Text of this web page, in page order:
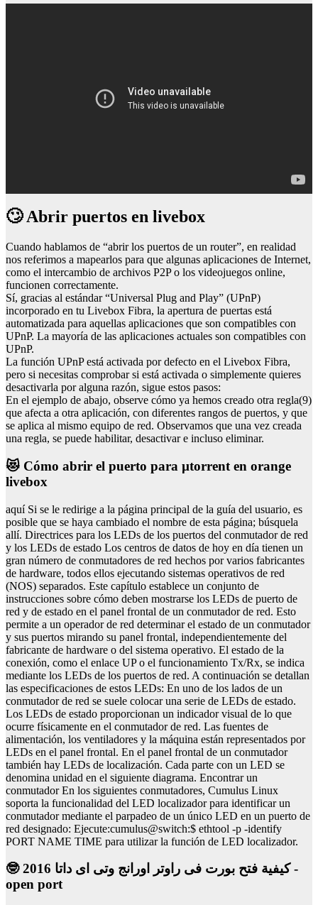
🙄 Abrir puertos en livebox
Cuando hablamos de “abrir los puertos de un router”, en realidad
nos referimos a mapearlos para que algunas aplicaciones de Internet,
como el intercambio de archivos P2P o los videojuegos online,
funcionen correctamente.
Sí, gracias al estándar “Universal Plug and Play” (UPnP)
incorporado en tu Livebox Fibra, la apertura de puertas está
automatizada para aquellas aplicaciones que son compatibles con
UPnP. La mayoría de las aplicaciones actuales son compatibles con
UPnP.
La función UPnP está activada por defecto en el Livebox Fibra,
pero si necesitas comprobar si está activada o simplemente quieres
desactivarla por alguna razón, sigue estos pasos:
En el ejemplo de abajo, observe cómo ya hemos creado otra regla(9)
que afecta a otra aplicación, con diferentes rangos de puertos, y que
se aplica al mismo equipo de red. Observamos que una vez creada
una regla, se puede habilitar, desactivar e incluso eliminar.
😻 Cómo abrir el puerto para µtorrent en orange
livebox
aquí Si se le redirige a la página principal de la guía del usuario, es
posible que se haya cambiado el nombre de esta página; búsquela
allí. Directrices para los LEDs de los puertos del conmutador de red
y los LEDs de estado Los centros de datos de hoy en día tienen un
gran número de conmutadores de red hechos por varios fabricantes
de hardware, todos ellos ejecutando sistemas operativos de red
(NOS) separados. Este capítulo establece un conjunto de
instrucciones sobre cómo deben mostrarse los LEDs de puerto de
red y de estado en el panel frontal de un conmutador de red. Esto
permite a un operador de red determinar el estado de un conmutador
y sus puertos mirando su panel frontal, independientemente del
fabricante de hardware o del sistema operativo. El estado de la
conexión, como el enlace UP o el funcionamiento Tx/Rx, se indica
mediante los LEDs de los puertos de red. A continuación se detallan
las especificaciones de estos LEDs: En uno de los lados de un
conmutador de red se suele colocar una serie de LEDs de estado.
Los LEDs de estado proporcionan un indicador visual de lo que
ocurre físicamente en el conmutador de red. Las fuentes de
alimentación, los ventiladores y la máquina están representados por
LEDs en el panel frontal. En el panel frontal de un conmutador
también hay LEDs de localización. Cada parte con un LED se
denomina unidad en el siguiente diagrama. Encontrar un
conmutador En los siguientes conmutadores, Cumulus Linux
soporta la funcionalidad del LED localizador para identificar un
conmutador mediante el parpadeo de un único LED en un puerto de
red designado: Ejecute:cumulus@switch:$ ethtool -p -identify
PORT NAME TIME para utilizar la función de LED localizador.
🤓 كيفية فتح بورت فى راوتر اورانج وتى اى داتا 2016 -
open port